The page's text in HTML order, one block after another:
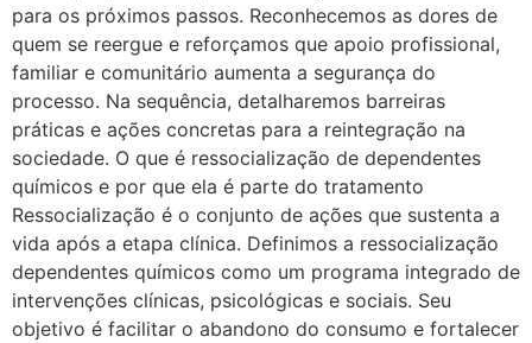
para os próximos passos. Reconhecemos as dores de
quem se reergue e reforçamos que apoio profissional,
familiar e comunitário aumenta a segurança do
processo. Na sequência, detalharemos barreiras
práticas e ações concretas para a reintegração na
sociedade. O que é ressocialização de dependentes
químicos e por que ela é parte do tratamento
Ressocialização é o conjunto de ações que sustenta a
vida após a etapa clínica. Definimos a ressocialização
dependentes químicos como um programa integrado de
intervenções clínicas, psicológicas e sociais. Seu
objetivo é facilitar o abandono do consumo e fortalecer